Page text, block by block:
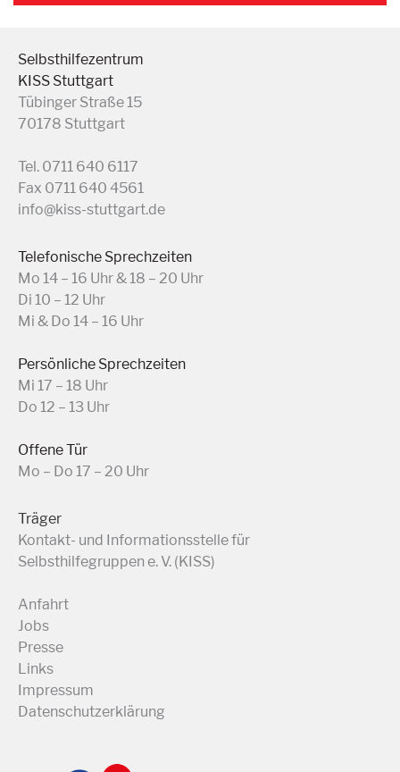
Selbsthilfezentrum
KISS Stuttgart
Tübinger Straße 15
70178 Stuttgart
Tel. 0711 640 6117
Fax 0711 640 4561
info@kiss-stuttgart.de
Telefonische Sprechzeiten
Mo 14 – 16 Uhr & 18 – 20 Uhr
Di 10 – 12 Uhr
Mi & Do 14 – 16 Uhr
Persönliche Sprechzeiten
Mi 17 – 18 Uhr
Do 12 – 13 Uhr
Offene Tür
Mo – Do 17 – 20 Uhr
Träger
Kontakt- und Informationsstelle für
Selbsthilfegruppen e. V. (KISS)
Anfahrt
Jobs
Presse
Links
Impressum
Datenschutzerklärung